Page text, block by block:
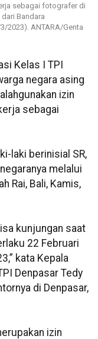
sebagai fotografer di
Bandara
2023). ANTARA/Genta
Kelas I TPI
negara asing
izin
sebagai
laki berinisial SR,
melalui
Rai, Bali, Kamis,
kunjungan saat
22 Februari
kata Kepala
Denpasar Tedy
di Denpasar,
izin